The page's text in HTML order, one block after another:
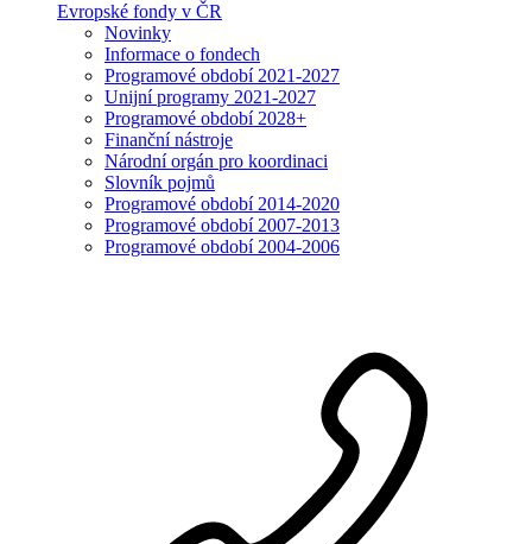
Evropské fondy v ČR
Novinky
Informace o fondech
Programové období 2021-2027
Unijní programy 2021-2027
Programové období 2028+
Finanční nástroje
Národní orgán pro koordinaci
Slovník pojmů
Programové období 2014-2020
Programové období 2007-2013
Programové období 2004-2006